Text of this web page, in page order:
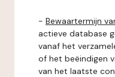
- Bewaartermijn
actieve database
vanaf het
of het beëindigen
van het laatste